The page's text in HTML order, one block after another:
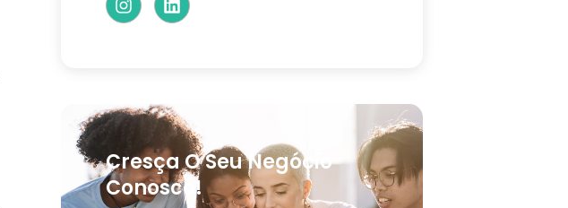
Cresça O Seu Negócio
Conosco!